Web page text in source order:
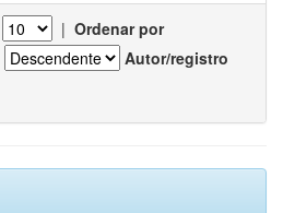
| Ordenar por
Autor/registro